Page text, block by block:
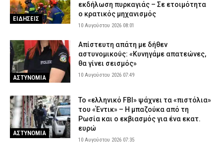
ΕΙΔΗΣΕΙΣ
εκδήλωση πυρκαγιάς – Σε ετοιμότητα
ο κρατικός μηχανισμός
10 Αυγούστου 2026 08:01
ΑΣΤΥΝΟΜΙΑ
Απίστευτη απάτη με δήθεν
αστυνομικούς: «Κυνηγάμε απατεώνες,
θα γίνει σεισμός»
10 Αυγούστου 2026 07:49
ΑΣΤΥΝΟΜΙΑ
Το «ελληνικό FBI» ψάχνει τα «πιστόλια»
του «Έντικ» – Η μπαζούκα από τη
Ρωσία και ο εκβιασμός για ένα εκατ.
ευρώ
10 Αυγούστου 2026 07:35